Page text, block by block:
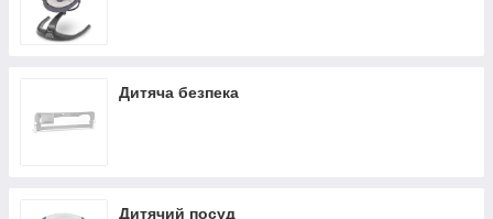
Дитяча безпека
Дитячий посуд